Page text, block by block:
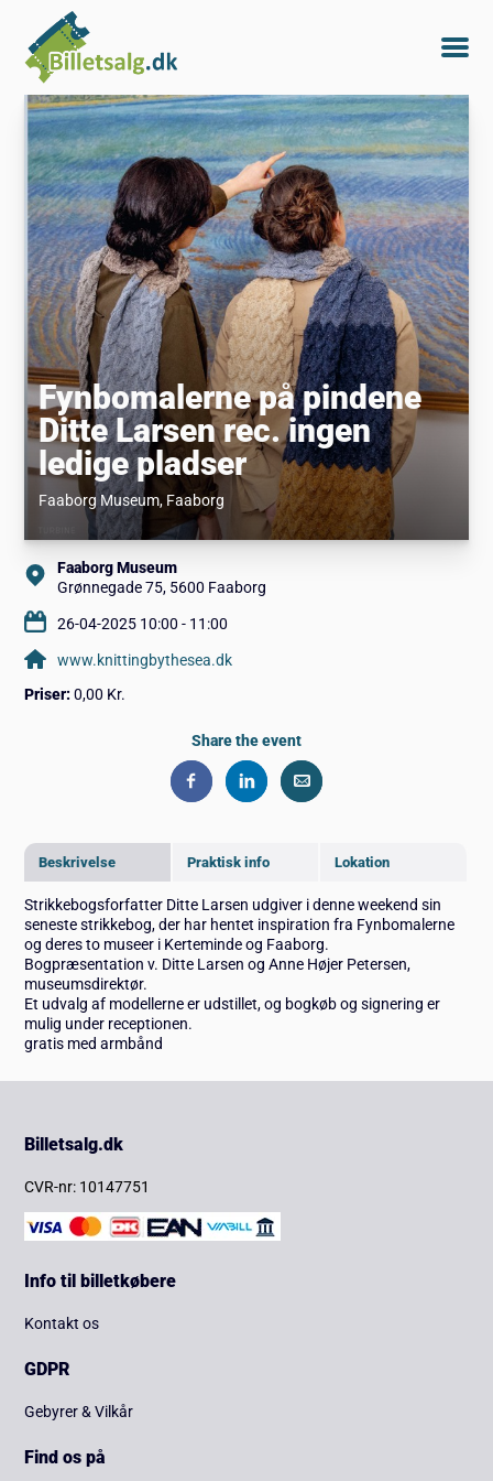
Fynbomalerne på pindene
Ditte Larsen rec. ingen
ledige pladser
Faaborg Museum, Faaborg
Beskrivelse Praktisk info Lokation
Strikkebogsforfatter Ditte Larsen udgiver i denne weekend sin
seneste strikkebog, der har hentet inspiration fra Fynbomalerne
og deres to museer i Kerteminde og Faaborg.
Bogpræsentation v. Ditte Larsen og Anne Højer Petersen,
museumsdirektør.
Et udvalg af modellerne er udstillet, og bogkøb og signering er
mulig under receptionen.
gratis med armbånd
Faaborg Museum
Grønnegade 75, 5600 Faaborg
26-04-2025 10:00 - 11:00
www.knittingbythesea.dk
Priser: 0,00 Kr.
Share the event
Billetsalg.dk
CVR-nr: 10147751
Info til billetkøbere
Kontakt os
GDPR
Gebyrer & Vilkår
Find os på